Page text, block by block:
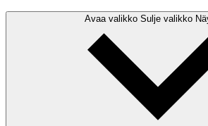
Avaa valikko Sulje valikko